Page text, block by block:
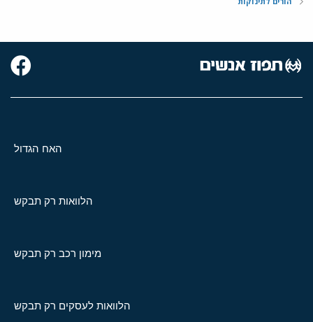
האח הגדול
הלוואות רק תבקש
מימון רכב רק תבקש
הלוואות לעסקים רק תבקש